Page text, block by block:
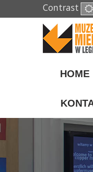
Contrast
HOME